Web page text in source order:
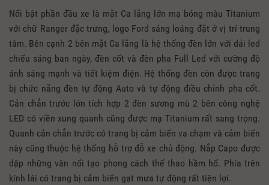
Nổi bật phần đầu xe là mặt Ca lăng lớn mạ bóng màu Titanium
với chữ Ranger đặc trưng, logo Ford sáng loáng đặt ở vị trí trung
tâm. Bên cạnh 2 bên mặt Ca lăng là hệ thống đèn lớn với dải led
chiếu sáng ban ngày, đèn cốt và đèn pha Full Led với cường độ
ánh sáng mạnh và tiết kiệm điện. Hệ thống đèn còn được trang
bị chức năng đèn tự động Auto và tự động điều chỉnh pha cốt.
Cản chắn trước lớn tích hợp 2 đèn sương mù 2 bên công nghệ
LED có viền xung quanh cũng được mạ Titanium rất sang trọng.
Quanh cản chắn trước có trang bị cảm biến va chạm và cảm biến
này cũng thuộc hệ thống hỗ trợ đỗ xe chủ động. Nắp Capo được
dập những vân nổi tạo phong cách thể thao hầm hố. Phía trên
kính lái có trang bị cảm biến gạt mưa tự động rất tiện lợi.